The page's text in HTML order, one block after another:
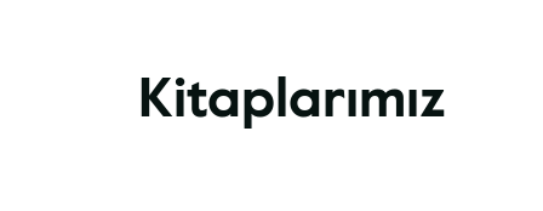
Kitaplarımız